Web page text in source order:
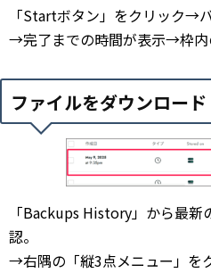
「Startボタン」をクリック→
→完了までの時間が表示→枠内
ファイルをダウンロード
「Backups History」から最
認。
→右隅の「縦3点メニュー」を